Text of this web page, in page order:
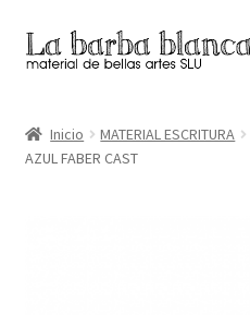
Ir
a
navegación
Ir
al
Carrito
Inicio MATERIAL ESCRITURA
AZUL FABER CAST